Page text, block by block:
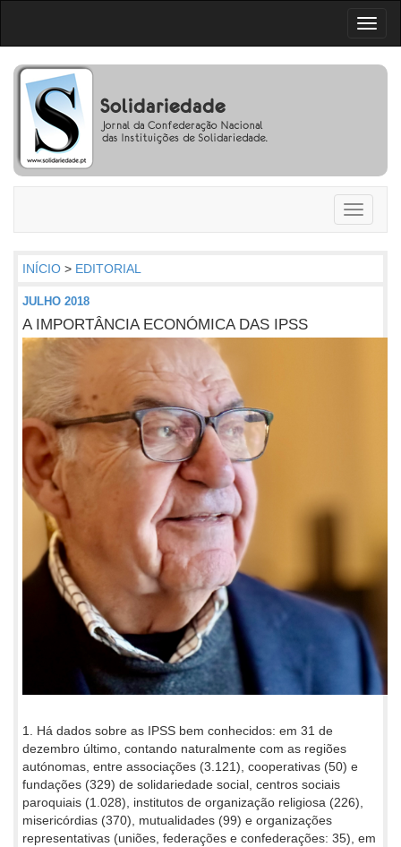
Toggle
INÍCIO > EDITORIAL
JULHO 2018
A IMPORTÂNCIA ECONÓMICA DAS IPSS
1. Há dados sobre as IPSS bem conhecidos: em 31 de
dezembro último, contando naturalmente com as regiões
autónomas, entre associações (3.121), cooperativas (50) e
fundações (329) de solidariedade social, centros sociais
paroquiais (1.028), institutos de organização religiosa (226),
misericórdias (370), mutualidades (99) e organizações
representativas (uniões, federações e confederações: 35), em